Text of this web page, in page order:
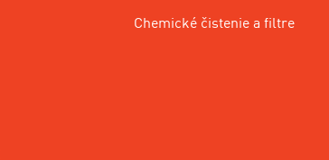
Chemické čistenie a filtre